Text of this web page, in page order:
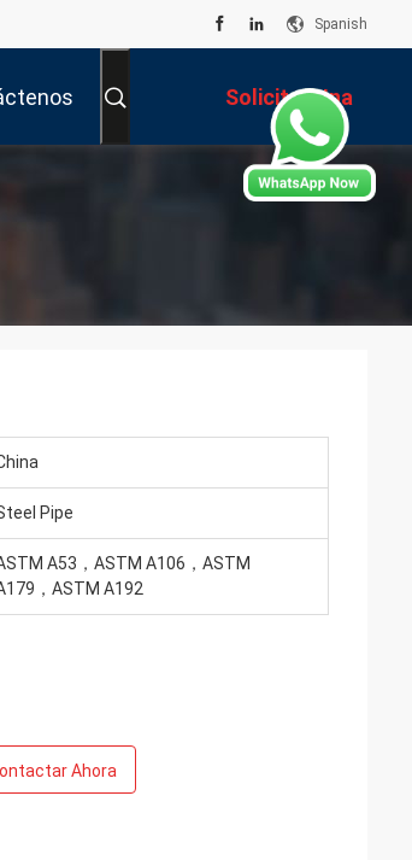
Spanish
Solicitar Una
Cotización
Pipe
A53，ASTM A106，ASTM
，ASTM A192
Ahora